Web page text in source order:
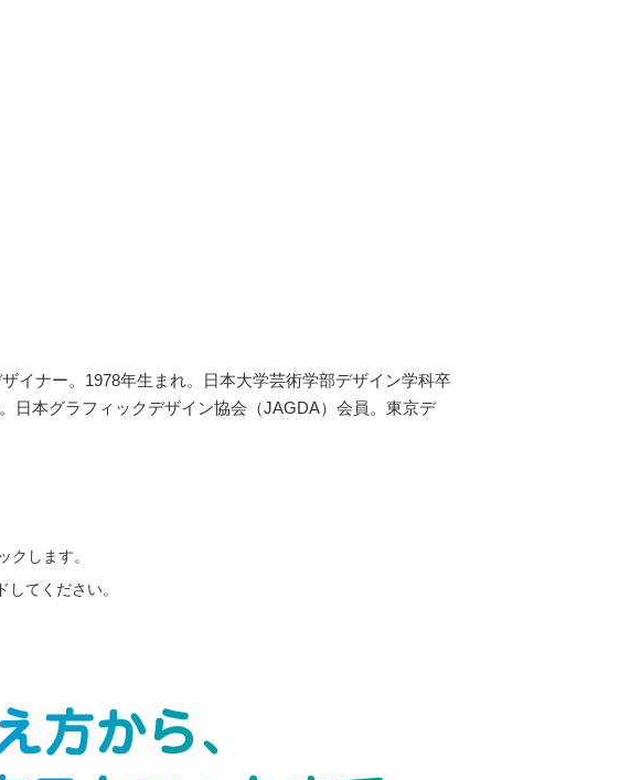
ナー。1978年生まれ。日本大学芸術学部デザイン学科卒
日本グラフィックデザイン協会（JAGDA）会員。東京デ
クします。
てください。